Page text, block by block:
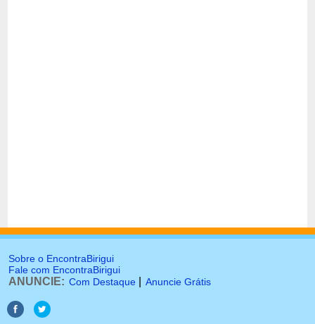
Sobre o EncontraBirigui
Fale com EncontraBirigui
ANUNCIE: Com Destaque Anuncie Grátis